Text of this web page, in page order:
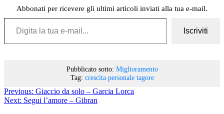
Abbonati per ricevere gli ultimi articoli inviati alla tua e-mail.
Digita la tua e-mail...
Iscriviti
Pubblicato sotto: Miglioramento
Tag: crescita personale tagore
Previous: Giaccio da solo – Garcia Lorca
Next: Segui l’amore – Gibran